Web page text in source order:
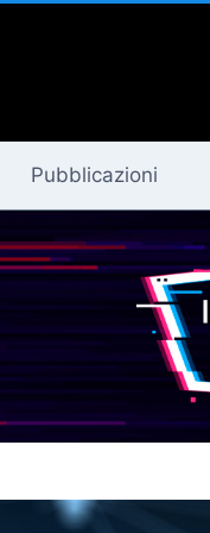
Pubblicazioni